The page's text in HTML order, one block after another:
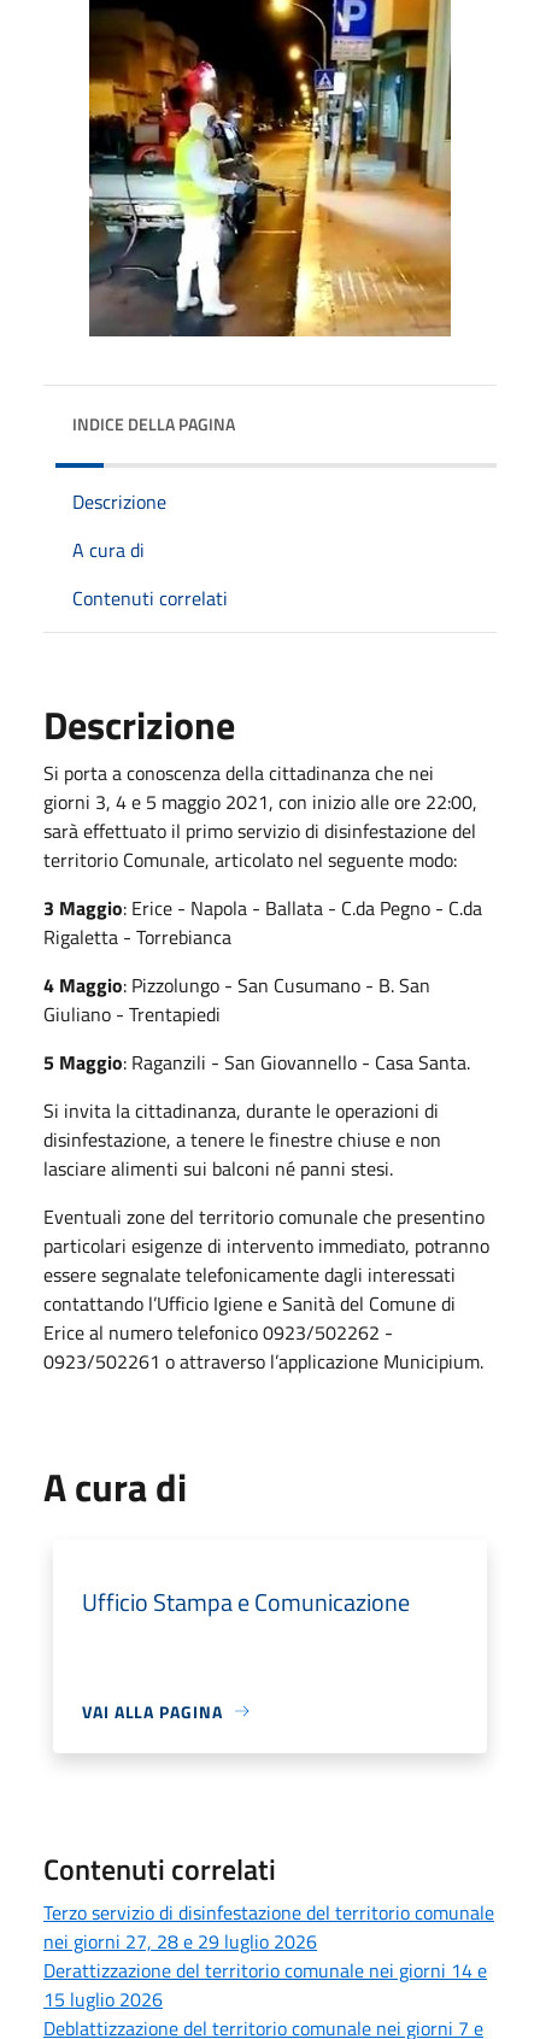
INDICE DELLA PAGINA
Descrizione
A cura di
Contenuti correlati
Descrizione
Si porta a conoscenza della cittadinanza che nei
giorni 3, 4 e 5 maggio 2021, con inizio alle ore 22:00,
sarà effettuato il primo servizio di disinfestazione del
territorio Comunale, articolato nel seguente modo:
3 Maggio: Erice - Napola - Ballata - C.da Pegno - C.da
Rigaletta - Torrebianca
4 Maggio: Pizzolungo - San Cusumano - B. San
Giuliano - Trentapiedi
5 Maggio: Raganzili - San Giovannello - Casa Santa.
Si invita la cittadinanza, durante le operazioni di
disinfestazione, a tenere le finestre chiuse e non
lasciare alimenti sui balconi né panni stesi.
Eventuali zone del territorio comunale che presentino
particolari esigenze di intervento immediato, potranno
essere segnalate telefonicamente dagli interessati
contattando l’Ufficio Igiene e Sanità del Comune di
Erice al numero telefonico 0923/502262 -
0923/502261 o attraverso l’applicazione Municipium.
A cura di
Ufficio Stampa e Comunicazione
VAI ALLA PAGINA
Contenuti correlati
Terzo servizio di disinfestazione del territorio comunale
nei giorni 27, 28 e 29 luglio 2026
Derattizzazione del territorio comunale nei giorni 14 e
15 luglio 2026
Deblattizzazione del territorio comunale nei giorni 7 e